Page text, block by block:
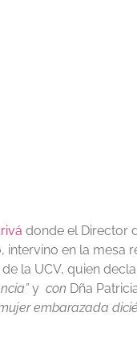
donde el Director
intervino en la mesa
la UCV, quien
y con Dña
embarazada